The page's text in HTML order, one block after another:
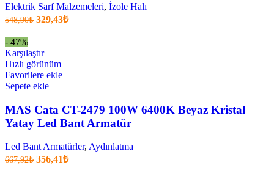
Elektrik Sarf Malzemeleri, İzole Halı
548,90₺ Orijinal
329,43₺Şu
- 47%
Karşılaştır
Hızlı görünüm
Favorilere ekle
Sepete ekle
MAS Cata CT-2479 100W 6400K Beyaz Kristal
Yatay Led Bant Armatür
Led Bant Armatürler, Aydınlatma
667,92₺ Orijinal
356,41₺Şu